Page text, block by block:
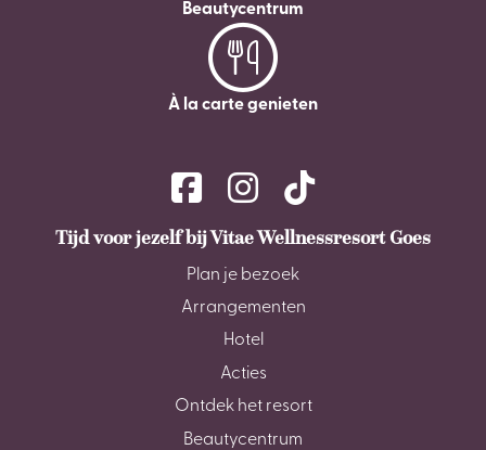
Beautycentrum
À la carte genieten
Tijd voor jezelf bij Vitae Wellnessresort Goes
Plan je bezoek
Arrangementen
Hotel
Acties
Ontdek het resort
Beautycentrum